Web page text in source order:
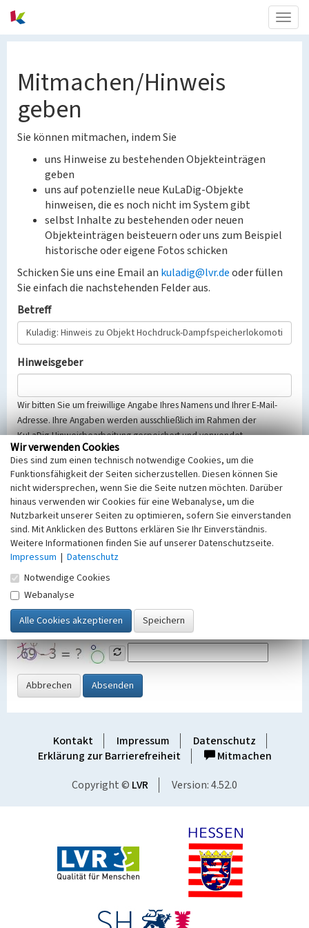
Mitmachen/Hinweis
geben
Sie können mitmachen, indem Sie
uns Hinweise zu bestehenden Objekteinträgen
geben
uns auf potenzielle neue KuLaDig-Objekte
hinweisen, die es noch nicht im System gibt
selbst Inhalte zu bestehenden oder neuen
Objekteinträgen beisteuern oder uns zum Beispiel
historische oder eigene Fotos schicken
Schicken Sie uns eine Email an kuladig@lvr.deoder füllen
Sie einfach die nachstehenden Felder aus.
Betreff
Hinweisgeber
Wir bitten Sie um freiwillige Angabe Ihres Namens und Ihrer E-Mail-
Adresse. Ihre Angaben werden ausschließlich im Rahmen der
KuLaDig-Hinweisbearbeitung gespeichert und verwendet.
Selbstverständlich werden diese entsprechend der Vorschriften des
Telemediengesetzes, des Datenschutzgesetzes NRW und der seit
dem 25.05.2018 gültigen Europäischen Datenschutzgrundverordnung
(EU-DSGVO) vertraulich behandelt, beachten Sie bitte unsere
Hinweise zumDatenschutz
Nachricht
SicherheitsabfrageTragen Sie unten das Rechenergebnis aus der
Grafik ein
Abbrechen Absenden
Kontakt Impressum
Datenschutz
Erklärung zur Barrierefreiheit
Mitmachen
Copyright © LVR Version: 4.52.0
Wir verwenden Cookies
Dies sind zum einen technisch notwendige Cookies, um die
Funktionsfähigkeit der Seiten sicherzustellen. Diesen können Sie
nicht widersprechen, wenn Sie die Seite nutzen möchten. Darüber
hinaus verwenden wir Cookies für eine Webanalyse, um die
Nutzbarkeit unserer Seiten zu optimieren, sofern Sie einverstanden
sind. Mit Anklicken des Buttons erklären Sie Ihr Einverständnis.
Weitere Informationen finden Sie auf unserer Datenschutzseite.
Impressum | Datenschutz
Notwendige Cookies
Webanalyse